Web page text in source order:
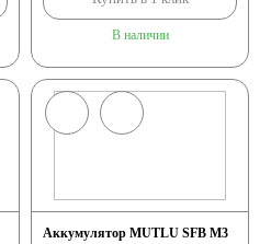
В наличии
Аккумулятор MUTLU SFB M3